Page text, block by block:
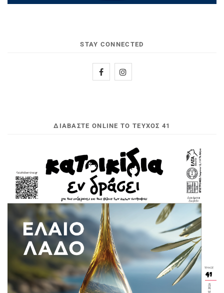
STAY CONNECTED
ΔΙΑΒΆΣΤΕ ONLINE ΤΟ ΤΕΎΧΟΣ 41